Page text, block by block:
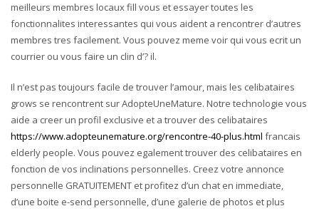
meilleurs membres locaux fill vous et essayer toutes les
fonctionnalites interessantes qui vous aident a rencontrer d’autres
membres tres facilement. Vous pouvez meme voir qui vous ecrit un
courrier ou vous faire un clin d’? il.
Il n’est pas toujours facile de trouver l’amour, mais les celibataires
grows se rencontrent sur AdopteUneMature. Notre technologie vous
aide a creer un profil exclusive et a trouver des celibataires
https://www.adopteunemature.org/rencontre-40-plus.html francais
elderly people. Vous pouvez egalement trouver des celibataires en
fonction de vos inclinations personnelles. Creez votre annonce
personnelle GRATUITEMENT et profitez d’un chat en immediate,
d’une boite e-send personnelle, d’une galerie de photos et plus